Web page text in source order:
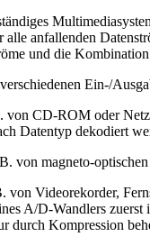
anfallenden
und die
Ein-/
CD-ROM oder
Datentyp dekodiert
von magneto-
von Videorekorder,
A/D-Wandlers
durch Kompression